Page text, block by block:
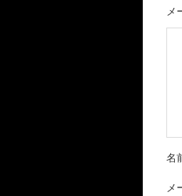
メ
名
メ